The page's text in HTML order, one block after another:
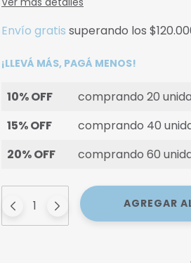
Envío gratis superando los
¡LLEVÁ MÁS, PAGÁ MENOS!
10% OFF
comprando 20
15% OFF
comprando 40
20% OFF
comprando 60